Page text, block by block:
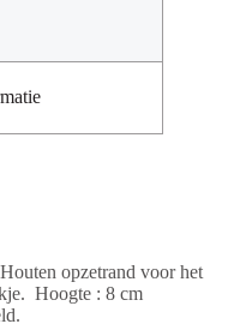
opzetrand voor het
Hoogte : 8 cm